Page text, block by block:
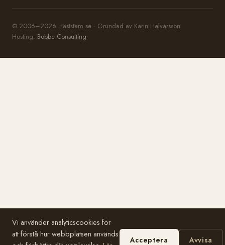
© 2006–2026 Häststam.se · Grundad av Karin Halvarsson
Hosting: Bobbe Consulting
Vi använder analyticscookies för
att förstå hur webbplatsen används
Acceptera Avvisa